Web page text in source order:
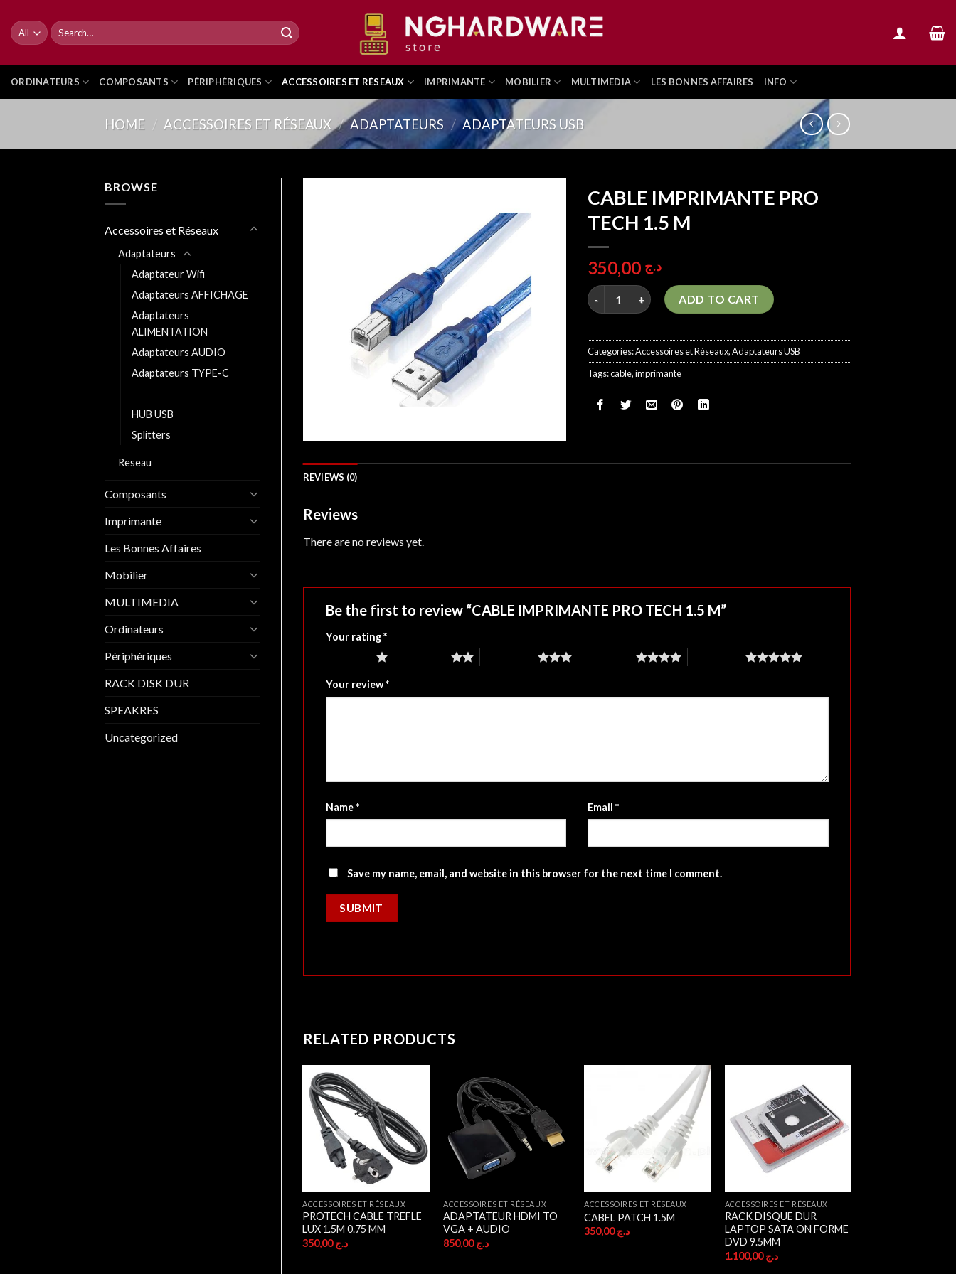
content
Search
for:
ORDINATEURS COMPOSANTS PÉRIPHÉRIQUES ACCESSOIRES ET RÉSEAUX IMPRIMANTE MOBILIER MULTIMEDIA LES BONNES AFFAIRES INFO
HOME / ACCESSOIRES ET RÉSEAUX / ADAPTATEURS / ADAPTATEURS USB
BROWSE
Accessoires et Réseaux
Adaptateurs
Adaptateur Wifi
Adaptateurs AFFICHAGE
Adaptateurs
ALIMENTATION
Adaptateurs AUDIO
Adaptateurs TYPE-C
HUB USB
Splitters
Reseau
Composants
Imprimante
Les Bonnes Affaires
Mobilier
MULTIMEDIA
Ordinateurs
Périphériques
RACK DISK DUR
SPEAKRES
Uncategorized
CABLE IMPRIMANTE PRO
TECH 1.5 M
د.ج
CABLE IMPRIMANTE PRO TECH 1.5 M quantity
ADD TO CART
Categories:Accessoires et Réseaux,Adaptateurs USB
Tags:cable,imprimante
REVIEWS (0)
Reviews
There are no reviews yet.
Be the first to review “CABLE IMPRIMANTE PRO TECH 1.5 M”
Your rating*
2 of 5 stars 3 of 5 stars
Your review*
Name* Email*
Save my name, email, and website in this browser for the next time I comment.
RELATED PRODUCTS
ACCESSOIRES ET RÉSEAUX
PROTECH CABLE TREFLE
LUX 1.5M 0.75 MM
د.ج350,00
ACCESSOIRES ET RÉSEAUX
ADAPTATEUR HDMI TO
VGA + AUDIO
د.ج850,00
ACCESSOIRES ET RÉSEAUX
CABEL PATCH 1.5M
د.ج350,00
ACCESSOIRES ET RÉSEAUX
RACK DISQUE DUR
LAPTOP SATA ON FORME
DVD 9.5MM
د.ج1.100,00